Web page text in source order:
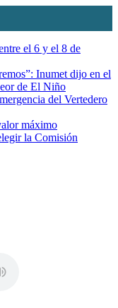
el 6 y el 8 de
Inumet dijo en el
de El Niño
del Vertedero
máximo
la Comisión